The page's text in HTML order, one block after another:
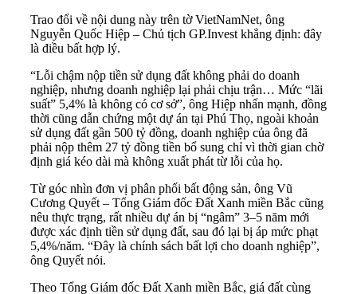
Trao đổi về nội dung này trên tờ VietNamNet, ông
Nguyễn Quốc Hiệp – Chủ tịch GP.Invest khẳng định: đây
là điều bất hợp lý.
“Lỗi chậm nộp tiền sử dụng đất không phải do doanh
nghiệp, nhưng doanh nghiệp lại phải chịu trận… Mức “lãi
suất” 5,4% là không có cơ sở”, ông Hiệp nhấn mạnh, đồng
thời cũng dẫn chứng một dự án tại Phú Thọ, ngoài khoản
sử dụng đất gần 500 tỷ đồng, doanh nghiệp của ông đã
phải nộp thêm 27 tỷ đồng tiền bổ sung chỉ vì thời gian chờ
định giá kéo dài mà không xuất phát từ lỗi của họ.
Từ góc nhìn đơn vị phân phối bất động sản, ông Vũ
Cương Quyết – Tổng Giám đốc Đất Xanh miền Bắc cũng
nêu thực trạng, rất nhiều dự án bị “ngâm” 3–5 năm mới
được xác định tiền sử dụng đất, sau đó lại bị áp mức phạt
5,4%/năm. “Đây là chính sách bất lợi cho doanh nghiệp”,
ông Quyết nói.
Theo Tổng Giám đốc Đất Xanh miền Bắc, giá đất cùng